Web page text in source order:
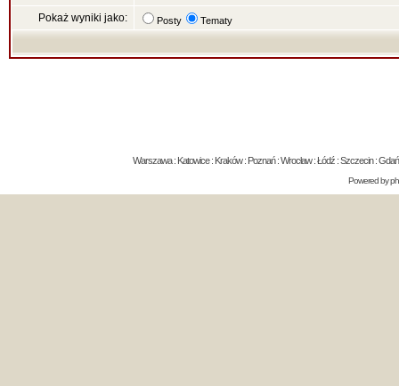
Pokaż wyniki jako: Posty Tematy
Warszawa : Katowice : Kraków : Poznań : Wrocław : Łódź : Szczecin :
Powered by